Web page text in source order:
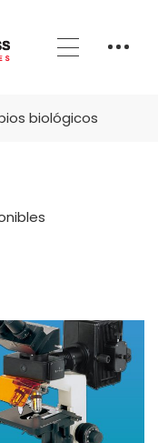
biológicos